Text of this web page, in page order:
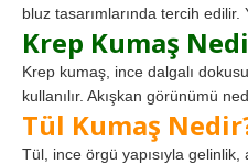
bluz tasarımlarında tercih
Krep Kumaş
Krep kumaş, ince dalgalı
kullanılır. Akışkan görünümü
Tül Kumaş
Tül, ince örgü yapısıyla